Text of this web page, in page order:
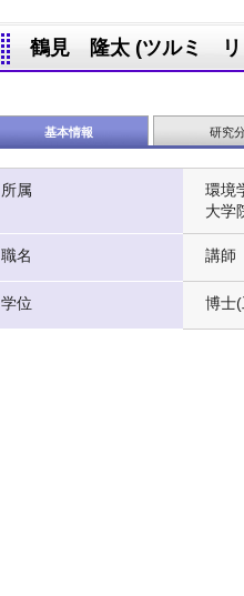
鶴見 隆太 (ツルミ リ
基本情報 研究
所属
環境
大学
職名 講師
学位 博士